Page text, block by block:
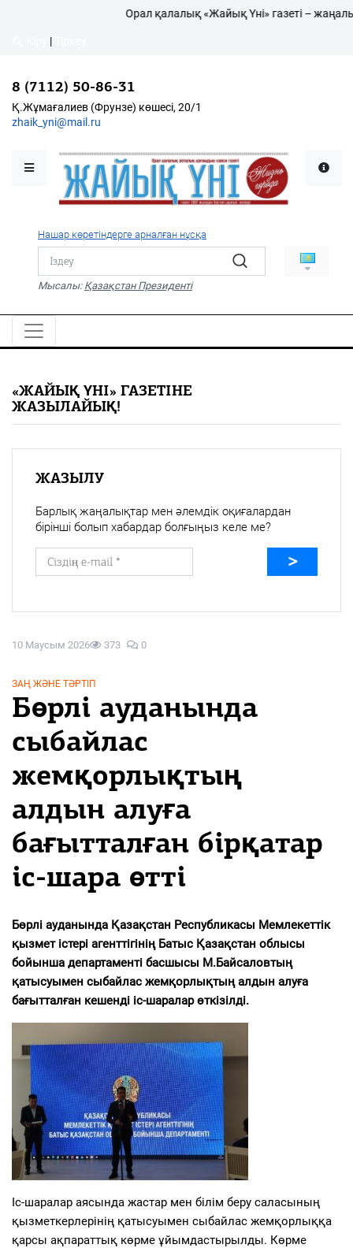
Қалалықтар қаперіне
Қоғам
Дені сау ұлт
Спорт
Жалын
PDF
«Жайық үні» — 33 жыл
Каталог
Қ.Жұмағалиев (Фрунзе)
Орал қалалық «Жайық Үні» газеті –
|
8 (7112) 50-86-31
Қ.Жұмағалиев (Фрунзе) көшесі, 20/1
zhaik_yni@mail.ru
Нашар көретіндерге арналған нұсқа
Мысалы: Қазақстан Президенті
10 Маусым 2026 373 0
ЗАҢ ЖӘНЕ ТӘРТІП
Бөрлі ауданында
сыбайлас
жемқорлықтың
алдын алуға
бағытталған бірқатар
іс-шара өтті
Бөрлі ауданында Қазақстан Республикасы Мемлекеттік
қызмет істері агенттігінің Батыс Қазақстан облысы
бойынша департаменті басшысы М.Байсаловтың
қатысуымен сыбайлас жемқорлықтың алдын алуға
бағытталған кешенді іс-шаралар өткізілді.
Іс-шаралар аясында жастар мен білім беру саласының
қызметкерлерінің қатысуымен сыбайлас жемқорлыққа
қарсы ақпараттық көрме ұйымдастырылды. Көрме
«ЖАЙЫҚ ҮНІ» ГАЗЕТІНЕ
ЖАЗЫЛАЙЫҚ!
ЖАЗЫЛУ
Барлық жаңалықтар мен әлемдік оқиғалардан
бірінші болып хабардар болғыңыз келе ме?